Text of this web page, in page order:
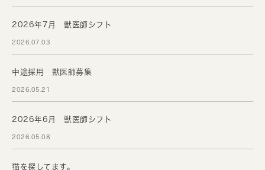
2026年7月 獣医師シフト
2026.07.03
中途採用 獣医師募集
2026.05.21
2026年6月 獣医師シフト
2026.05.08
猫を探してます。